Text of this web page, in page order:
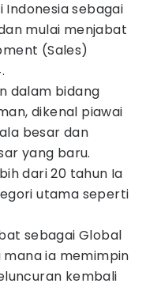
Indonesia sebagai
mulai menjabat
(Sales)
dalam bidang
dikenal piawai
besar dan
yang baru.
dari 20 tahun Ia
utama seperti
sebagai Global
mana ia memimpin
kembali